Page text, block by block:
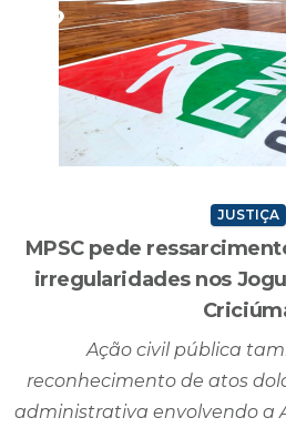
JUSTIÇA
MPSC pede
irregularidades nos
Ação civil pública